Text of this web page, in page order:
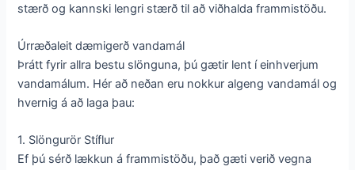
stærð og kannski lengri stærð til að viðhalda frammistöðu.
Úrræðaleit dæmigerð vandamál
Þrátt fyrir allra bestu slönguna, þú gætir lent í einhverjum
vandamálum. Hér að neðan eru nokkur algeng vandamál og
hvernig á að laga þau:
1. Slöngurör Stíflur
Ef þú sérð lækkun á frammistöðu, það gæti verið vegna